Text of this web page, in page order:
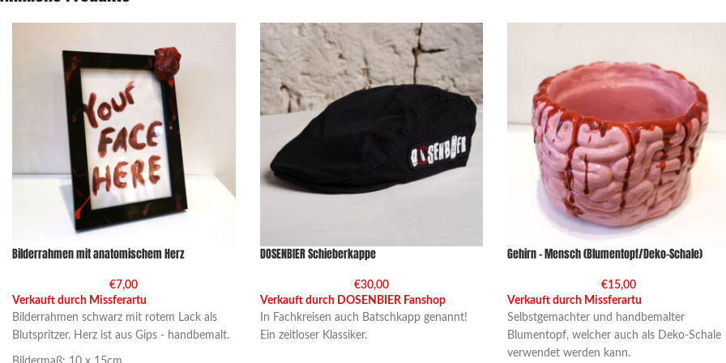
Bilderrahmen mit anatomischem Herz
€7,00
Verkauft durch Missferartu
Bilderrahmen schwarz mit rotem Lack als
Blutspritzer. Herz ist aus Gips - handbemalt.
DOSENBIER Schieberkappe
€30,00
Verkauft durch DOSENBIER Fanshop
In Fachkreisen auch Batschkapp genannt!
Ein zeitloser Klassiker.
Gehirn – Mensch (Blumentopf/Deko-Schale)
€15,00
Verkauft durch Missferartu
Selbstgemachter und handbemalter
Blumentopf, welcher auch als Deko-Schale
verwendet werden kann.